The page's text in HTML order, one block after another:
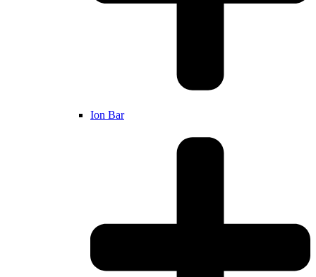
Ion Bar